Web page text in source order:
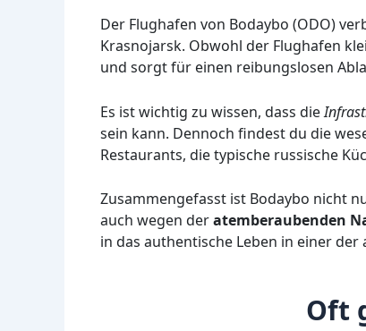
Der Flughafen von Bodaybo (ODO)
Krasnojarsk. Obwohl der Flughafen
und sorgt für einen reibungslosen
Es ist wichtig zu wissen, dass die
sein kann. Dennoch findest du die
Restaurants, die typische russische
Zusammengefasst ist Bodaybo nicht
auch wegen deratemberaubenden
in das authentische Leben in einer der
Oft